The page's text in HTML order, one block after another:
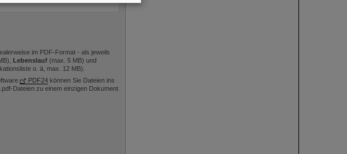
im PDF-Format - als jeweils
Lebenslauf (max. 5 MB) und
o. ä, max. 12 MB).
PDF24 können Sie Dateien ins
Dateien zu einem einzigen Dokument